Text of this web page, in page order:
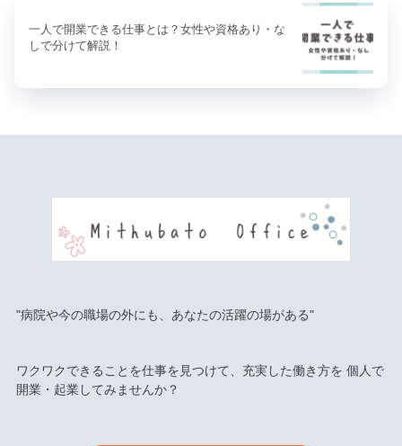
一人で開業できる仕事とは？女性や資格あり・な
しで分けて解説！
"病院や今の職場の外にも、あなたの活躍の場がある"
ワクワクできることを仕事を見つけて、充実した働き方を 個人で
開業・起業してみませんか？